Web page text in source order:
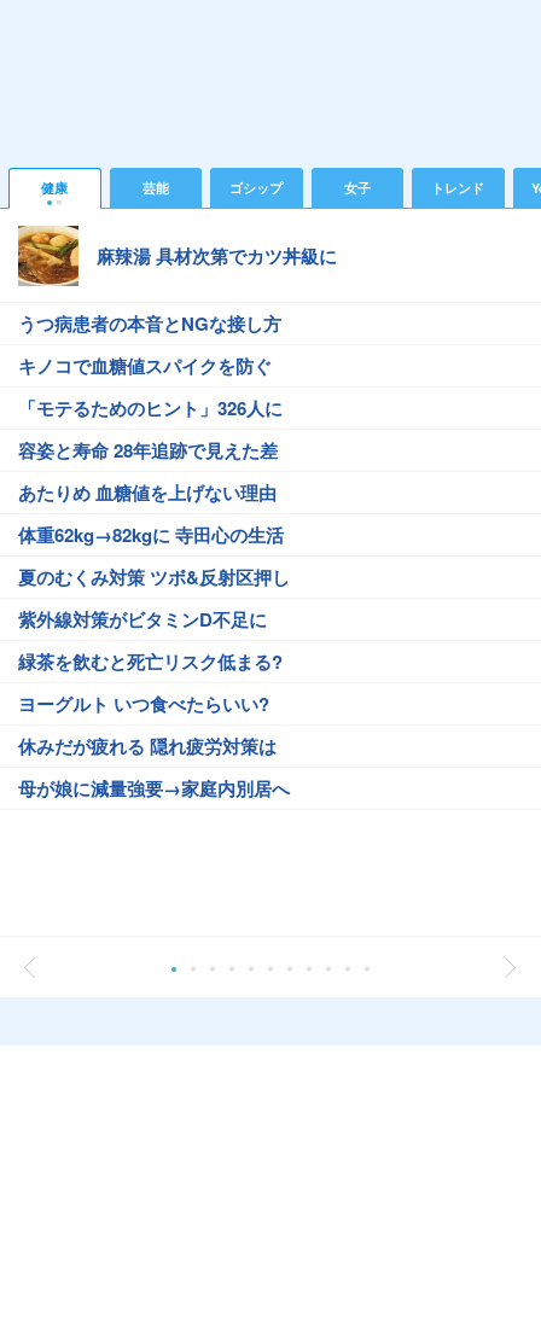
健康 芸能 ゴシップ 女子 トレンド
麻辣湯 具材次第でカツ丼級に
うつ病患者の本音とNGな接し方
キノコで血糖値スパイクを防ぐ
「モテるためのヒント」326人に
容姿と寿命 28年追跡で見えた差
あたりめ 血糖値を上げない理由
体重62kg→82kgに 寺田心の生活
夏のむくみ対策 ツボ&反射区押し
紫外線対策がビタミンD不足に
緑茶を飲むと死亡リスク低まる?
ヨーグルト いつ食べたらいい?
休みだが疲れる 隠れ疲労対策は
母が娘に減量強要→家庭内別居へ